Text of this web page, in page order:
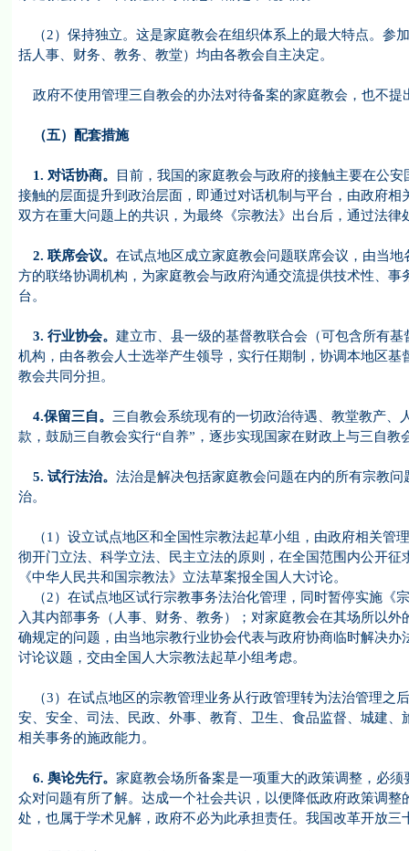
（2）保持独立。这是家庭教会在组织体系上的最大特点。参
括人事、财务、教务、教堂）均由各教会自主决定。
政府不使用管理三自教会的办法对待备案的家庭教会，也不
（五）配套措施
1. 对话协商。
目前，我国的家庭教会与政府的接触主要在公
接触的层面提升到政治层面，即通过对话机制与平台，由政府
双方在重大问题上的共识，为最终《宗教法》出台后，通过法律
2. 联席会议。 在试点地区成立家庭教会问题联席会议，由当
方的联络协调机构，为家庭教会与政府沟通交流提供技术性、
台。
3. 行业协会。 建立市、县一级的基督教联合会（可包含所有
机构，由各教会人士选举产生领导，实行任期制，协调本地区
教会共同分担。
4.保留三自。 三自教会系统现有的一切政治待遇、教堂教产
款，鼓励三自教会实行“自养”，逐步实现国家在财政上与三自教
5. 试行法治。 法治是解决包括家庭教会问题在内的所有宗教
治。
（1）设立试点地区和全国性宗教法起草小组，由政府相关管
彻开门立法、科学立法、民主立法的原则，在全国范围内公开
《中华人民共和国宗教法》立法草案报全国人大讨论。
（2）在试点地区试行宗教事务法治化管理，同时暂停实施《
入其内部事务（人事、财务、教务）；对家庭教会在其场所以
确规定的问题，由当地宗教行业协会代表与政府协商临时解决
讨论议题，交由全国人大宗教法起草小组考虑。
（3）在试点地区的宗教管理业务从行政管理转为法治管理之
安、安全、司法、民政、外事、教育、卫生、食品监督、城建
相关事务的施政能力。
6. 舆论先行。 家庭教会场所备案是一项重大的政策调整，必
众对问题有所了解。达成一个社会共识，以便降低政府政策调
处，也属于学术见解，政府不必为此承担责任。我国改革开放